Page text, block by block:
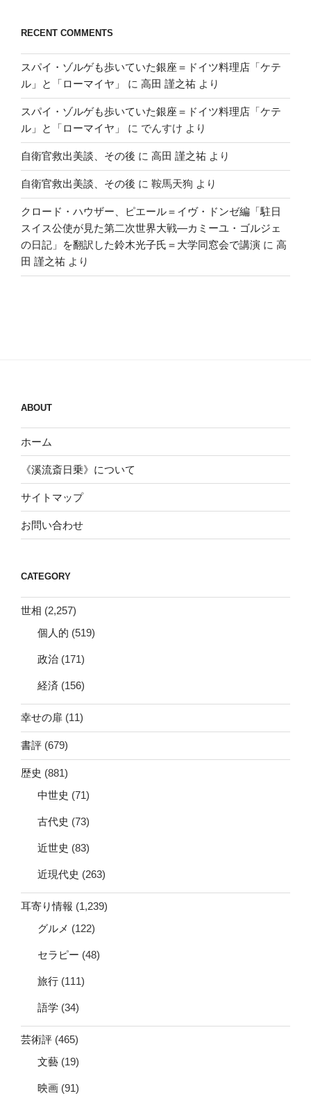
RECENT COMMENTS
スパイ・ゾルゲも歩いていた銀座＝ドイツ料理店「ケテ
ル」と「ローマイヤ」
に 高田 謹之祐 より
スパイ・ゾルゲも歩いていた銀座＝ドイツ料理店「ケテ
ル」と「ローマイヤ」
に でんすけ より
自衛官救出美談、その後 に 高田 謹之祐 より
自衛官救出美談、その後 に 鞍馬天狗 より
クロード・ハウザー、ピエール＝イヴ・ドンゼ編「駐日
スイス公使が見た第二次世界大戦―カミーユ・ゴルジェ
の日記」を翻訳した鈴木光子氏＝大学同窓会で講演 に 高
田 謹之祐 より
ABOUT
ホーム
《溪流斎日乗》について
サイトマップ
お問い合わせ
CATEGORY
世相 (2,257)
個人的 (519)
政治 (171)
経済 (156)
幸せの扉 (11)
書評 (679)
歴史 (881)
中世史 (71)
古代史 (73)
近世史 (83)
近現代史 (263)
耳寄り情報 (1,239)
グルメ (122)
セラピー (48)
旅行 (111)
語学 (34)
芸術評 (465)
文藝 (19)
映画 (91)